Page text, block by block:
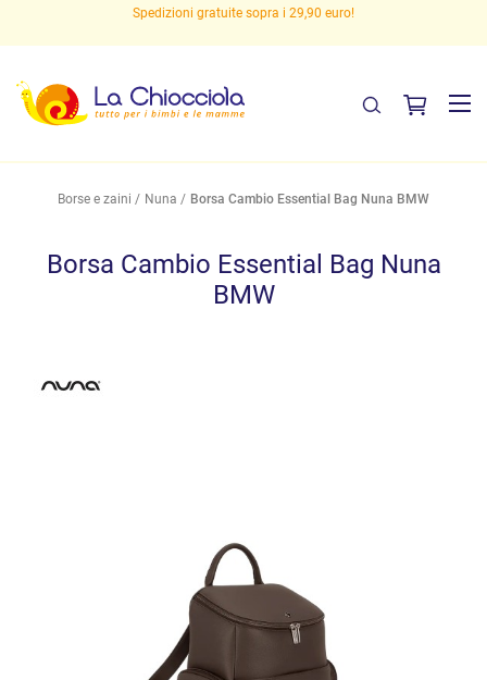
Spedizioni gratuite sopra i 29,90 euro!
Borse e zaini Nuna Borsa Cambio Essential Bag Nuna BMW
Borsa Cambio Essential Bag Nuna
BMW